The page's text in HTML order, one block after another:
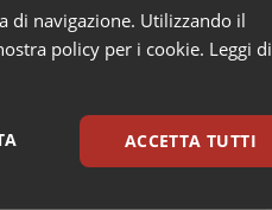
il Data Matrix.
per l'adeguamento al
Data Matrix. Il
di navigazione. Utilizzando il
policy per i cookie. Leggi di
ACCETTA TUTTI